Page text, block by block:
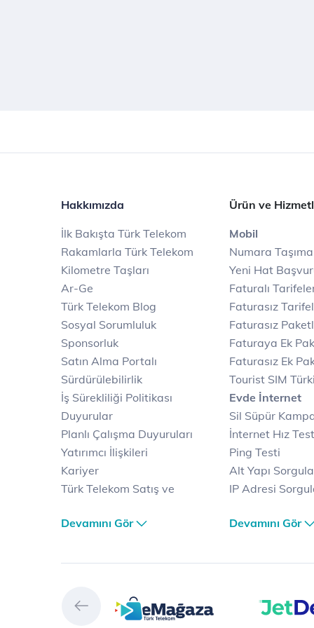
Hakkımızda
İlk Bakışta Türk Telekom
Rakamlarla Türk Telekom
Kilometre Taşları
Ar-Ge
Türk Telekom Blog
Sosyal Sorumluluk
Sponsorluk
Satın Alma Portalı
Sürdürülebilirlik
İş Sürekliliği Politikası
Duyurular
Planlı Çalışma Duyuruları
Yatırımcı İlişkileri
Kariyer
Türk Telekom Satış ve
Türk Telekom Finansal
Türk Telekom Afet Tedbirleri
Prime
Devamını Gör
Ürün ve
Mobil
Numara Taşıma
Yeni Hat
Faturalı
Faturasız
Faturasız
Faturaya Ek
Faturasız Ek
Tourist SIM
Evde İnternet
Sil Süpür
İnternet Hız
Ping Testi
Alt Yapı
IP Adresi
Avantajlı
Fiber İnternet
İnternet
Ev Telefonu
Devamını Gör